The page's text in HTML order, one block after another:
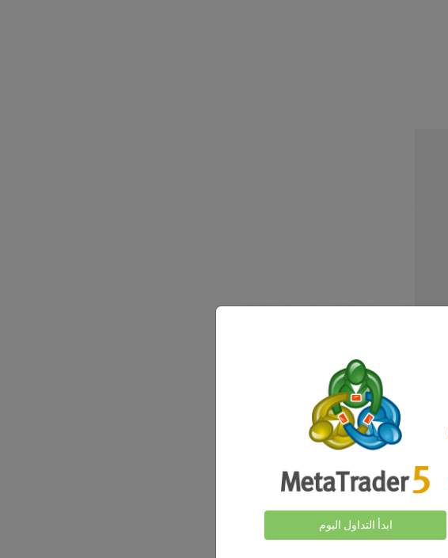
ابدأ التداول اليوم